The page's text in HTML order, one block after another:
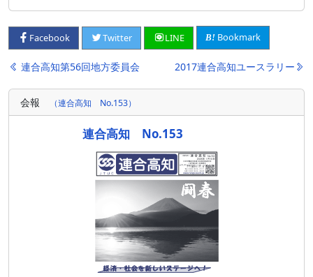
Facebook Twitter LINE Bookmark
投
稿
ナ
連合高知第56回地方委員会 2017連合高知ユースラリー
会報 （連合高知 No.153）
連合高知 No.153